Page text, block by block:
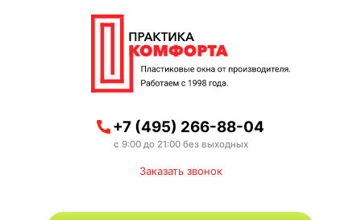
+7 (495) 266-88-04
с 9:00 до 21:00 без выходных
Заказать звонок